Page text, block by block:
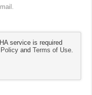
service is required
andTerms of Use